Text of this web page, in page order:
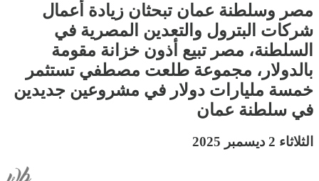
مصر وسلطنة عمان تبحثان زيادة أعمال
شركات البترول والتعدين المصرية في
السلطنة، مصر تبيع أذون خزانة مقومة
بالدولار، مجموعة طلعت مصطفي تستثمر
خمسة مليارات دولار في مشروعين جديدين
في سلطنة عمان
الثلاثاء 2 ديسمبر 2025